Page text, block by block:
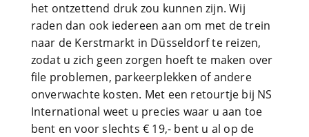
het ontzettend druk zou kunnen zijn. Wij
raden dan ook iedereen aan om met de trein
naar de Kerstmarkt in Düsseldorf te reizen,
zodat u zich geen zorgen hoeft te maken over
file problemen, parkeerplekken of andere
onverwachte kosten. Met een retourtje bij NS
International weet u precies waar u aan toe
bent en voor slechts € 19,- bent u al op de